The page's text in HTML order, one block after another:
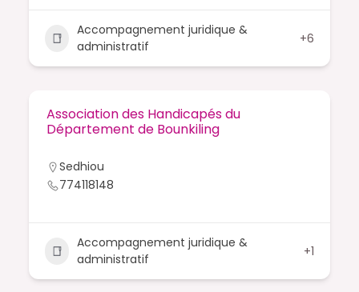
Accompagnement juridique &
administratif
+6
Association des Handicapés du
Département de Bounkiling
Sedhiou
774118148
Accompagnement juridique &
administratif
+1